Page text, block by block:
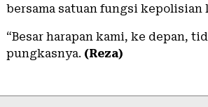
bersama satuan fungsi kepolisian
“Besar harapan kami, ke depan,
pungkasnya. (Reza)